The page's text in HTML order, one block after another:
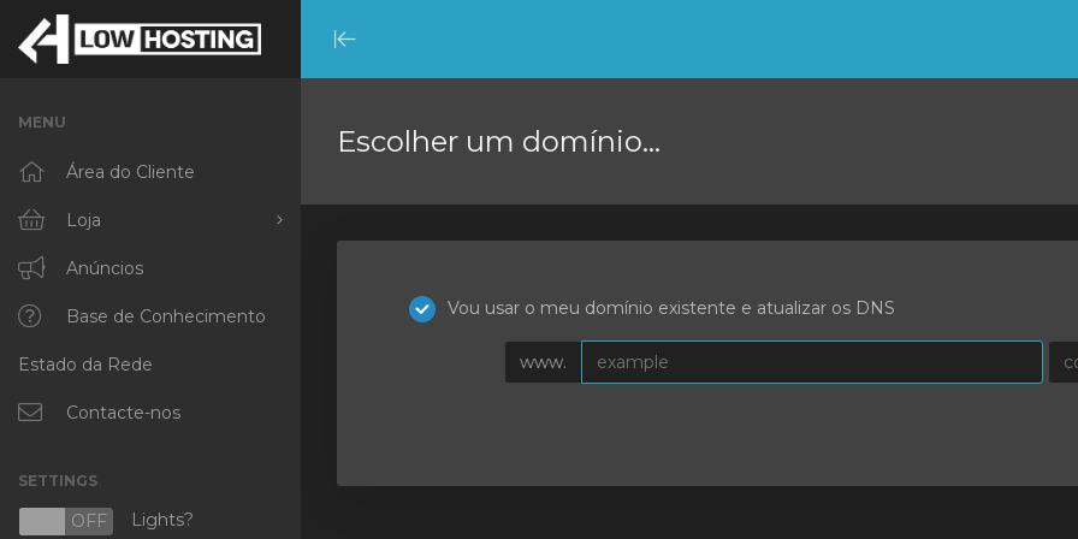
Minimize
Menu
MENU
Área do Cliente
Loja
Procurar Todos
RKVMPROTECTED
IKVMPROTECTED
XKVMPROTECTED
Protected Web Hosting
Anúncios
Base de Conhecimento
Estado da Rede
Contacte-nos
SETTINGS
OFF Lights?
Escolher um domínio...
Vou usar o meu domínio existente e atualizar os DNS
www.